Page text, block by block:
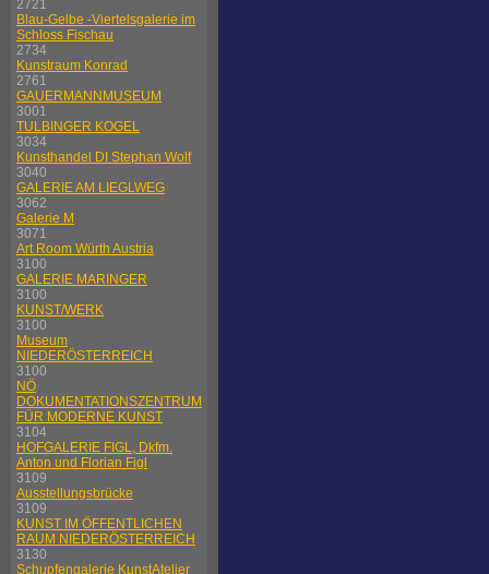
2721
Blau-Gelbe -Viertelsgalerie im
Schloss Fischau
2734
Kunstraum Konrad
2761
GAUERMANNMUSEUM
3001
TULBINGER KOGEL
3034
Kunsthandel DI Stephan Wolf
3040
GALERIE AM LIEGLWEG
3062
Galerie M
3071
Art Room Würth Austria
3100
GALERIE MARINGER
3100
KUNST/WERK
3100
Museum
NIEDERÖSTERREICH
3100
NÖ
DOKUMENTATIONSZENTRUM
FÜR MODERNE KUNST
3104
HOFGALERIE FIGL, Dkfm.
Anton und Florian Figl
3109
Ausstellungsbrücke
3109
KUNST IM ÖFFENTLICHEN
RAUM NIEDERÖSTERREICH
3130
Schupfengalerie KunstAtelier